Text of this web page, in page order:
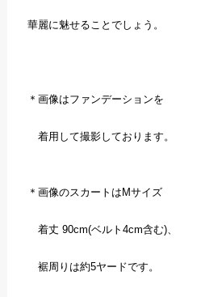
華麗に魅せることでしょう。
＊画像はファンデーションを
着用して撮影しております。
＊画像のスカートはMサイズ
着丈 90cm(ベルト4cm含む)、
裾周りは約5ヤードです。